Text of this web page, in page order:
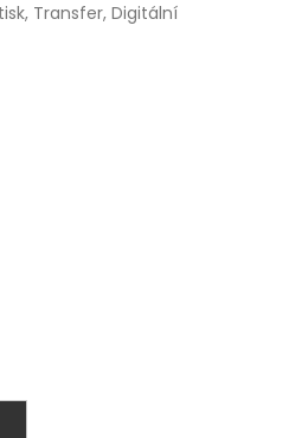
Transfer, Digitální